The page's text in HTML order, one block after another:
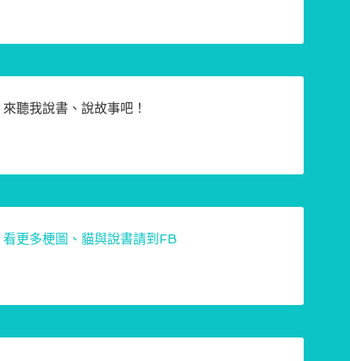
來聽我說書、說故事吧！
看更多梗圖、貓與說書請到FB